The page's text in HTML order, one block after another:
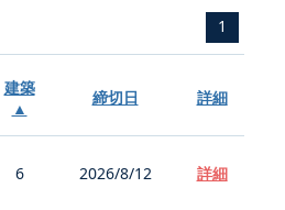
1
建築
▲
締切日 詳細
6 2026/8/12 詳細